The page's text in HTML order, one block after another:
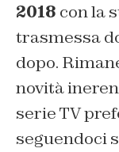
2018 con la
trasmessa
dopo.
novità
serie TV
seguendoci